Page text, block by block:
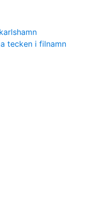
tecken i filnamn